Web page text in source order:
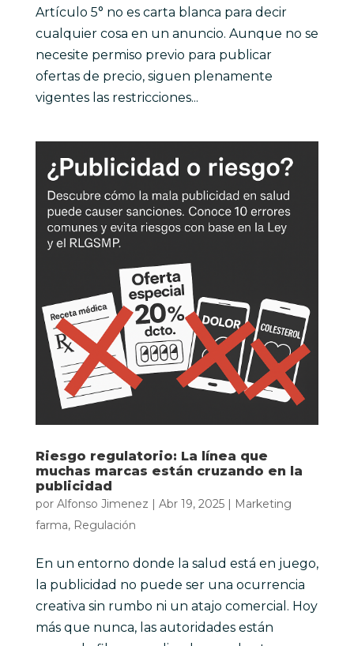
Artículo 5° no es carta blanca para decir
cualquier cosa en un anuncio. Aunque no se
necesite permiso previo para publicar
ofertas de precio, siguen plenamente
vigentes las restricciones...
Riesgo regulatorio: La línea que
muchas marcas están cruzando en la
publicidad
por Alfonso Jimenez | Abr 19, 2025| Marketing
farma, Regulación
En un entorno donde la salud está en juego,
la publicidad no puede ser una ocurrencia
creativa sin rumbo ni un atajo comercial. Hoy
más que nunca, las autoridades están